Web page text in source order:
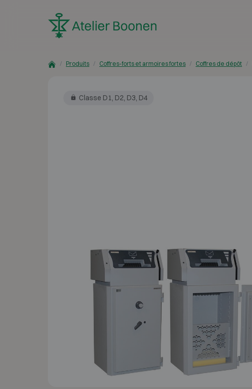
Produits Coffres-forts et armoires fortes Coffres de dépôt
Classe D1, D2, D3, D4